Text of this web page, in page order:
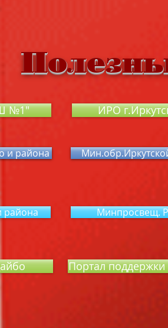
№1"
и района
района
ИРО
Минпросвещ.
Портал